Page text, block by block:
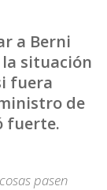
a Berni
situación
fuera
de
fuerte.
pasen